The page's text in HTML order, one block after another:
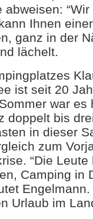
Ihnen
ganz in der
lächelt.
ist seit 20
war es
doppelt bis
in dieser
zum
“Die
Camping in
Engelmann.
Urlaub im